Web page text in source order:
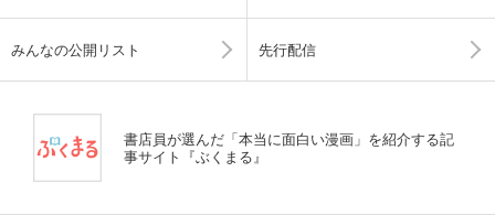
みんなの公開リスト 先行配信
書店員が選んだ「本当に面白い漫画」を紹介する記
事サイト『ぶくまる』